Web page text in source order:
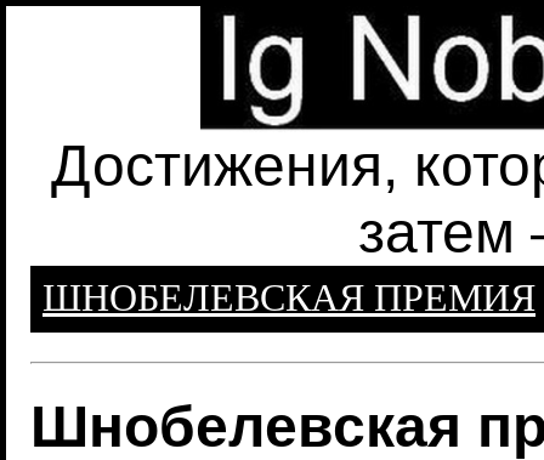
Достижения,
затем
ШНОБЕЛЕВСКАЯ ПРЕМИЯ
Шнобелевская